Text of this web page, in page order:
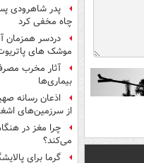
پدر شاهرودی
چاه مخفی کرد
دردسر همزمان
موشک های
آثار مخرب
بیماری‌ها
اذعان رسانه
از سرزمین‌های
چرا مغز در
می‌کند؟
گرما برای